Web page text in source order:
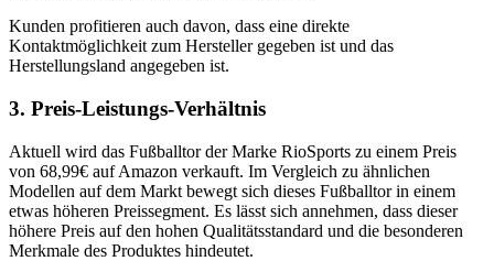
Kunden profitieren auch davon, dass eine direkte
Kontaktmöglichkeit zum Hersteller gegeben ist und das
Herstellungsland angegeben ist.
3. Preis-Leistungs-Verhältnis
Aktuell wird das Fußballtor der Marke RioSports zu einem Preis
von 68,99€ auf Amazon verkauft. Im Vergleich zu ähnlichen
Modellen auf dem Markt bewegt sich dieses Fußballtor in einem
etwas höheren Preissegment. Es lässt sich annehmen, dass dieser
höhere Preis auf den hohen Qualitätsstandard und die besonderen
Merkmale des Produktes hindeutet.